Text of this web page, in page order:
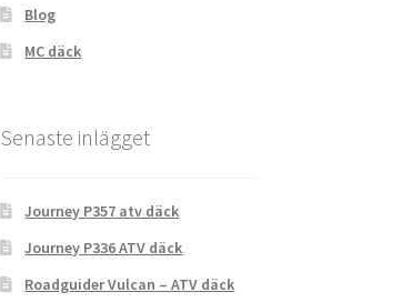
Blog
MC däck
Senaste inlägget
Journey P357 atv däck
Journey P336 ATV däck
Roadguider Vulcan – ATV däck